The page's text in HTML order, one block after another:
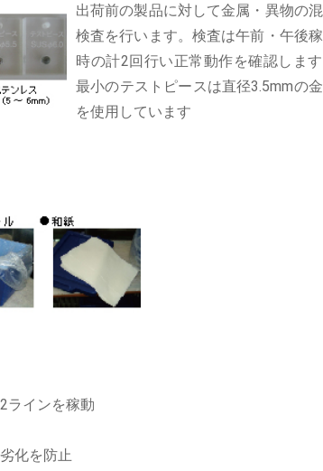
出荷前の製品に対して金属・異物の
検査を行います。検査は午前・午後
時の計2回行い正常動作を確認します
最小のテストピースは直径3.5mmの
を使用しています
ラインを稼動
化を防止